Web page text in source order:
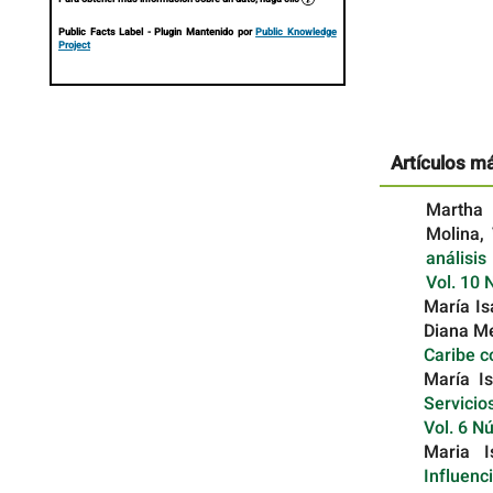
Public Facts Label - Plugin Mantenido porPublic Knowledge
Project
Artículos
Molina,
Vol. 10
María
Diana
Caribe
María
Vol. 6
Maria